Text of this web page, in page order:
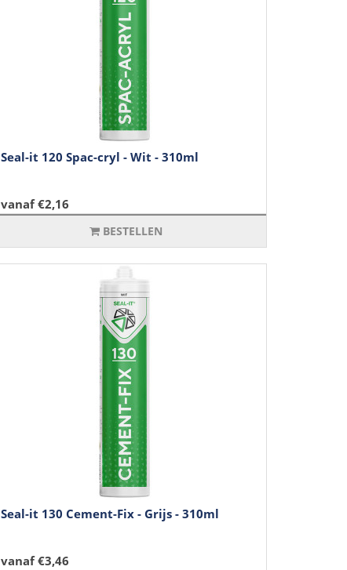
Seal-it 120 Spac-cryl - Wit - 310ml
vanaf €2,16
BESTELLEN
Seal-it 130 Cement-Fix - Grijs - 310ml
vanaf €3,46